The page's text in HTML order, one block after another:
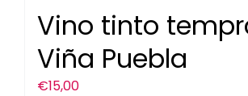
Vino tinto
Viña Puebla
€15,00